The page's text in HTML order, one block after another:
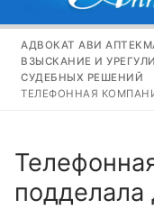
АДВОКАТ АВИ
ВЗЫСКАНИЕ И
СУДЕБНЫХ РЕШЕНИЙ
ТЕЛЕФОННАЯ
подделала